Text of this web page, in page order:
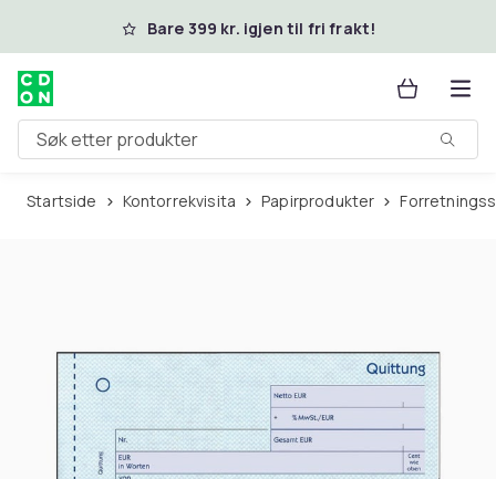
Hopp til hovedinnholdBare 399 kr. igjen til fri frakt!
Søk etter produkter
Startside Kontorrekvisita Papirprodukter